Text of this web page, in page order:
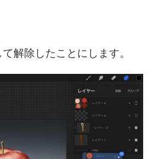
解除したことにします。